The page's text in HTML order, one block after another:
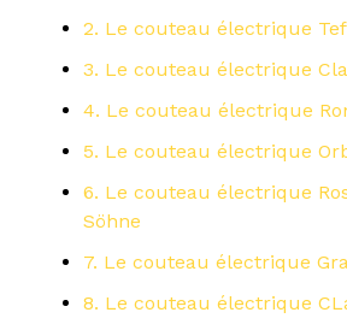
2. Le couteau électrique
3. Le couteau électrique
4. Le couteau électrique
5. Le couteau électrique
6. Le couteau électrique
Söhne
7. Le couteau électrique
8. Le couteau électrique